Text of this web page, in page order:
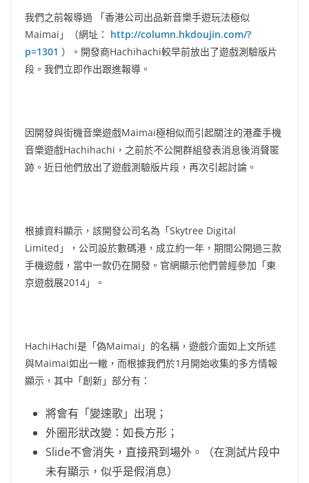
我們之前報導過 「香港公司出品新音樂手遊玩法極似
Maimai」（網址： http://column.hkdoujin.com/?
p=1301 ）。開發商Hachihachi較早前放出了遊戲測驗版片
段。我們立即作出跟進報導。
因開發與街機音樂遊戲Maimai極相似而引起關注的港產手機
音樂遊戲Hachihachi，之前於不公開群組發表消息後消聲匿
跡。近日他們放出了遊戲測驗版片段，再次引起討論。
根據資料顯示，該開發公司名為「Skytree Digital
Limited」，公司設於數碼港，成立約一年，期間公開過三款
手機遊戲，當中一款仍在開發。官網顯示他們曾經參加「東
京遊戲展2014」。
HachiHachi是「偽Maimai」的名稱，遊戲介面如上文所述
與Maimai如出一轍，而根據我們於1月開始收集的多方情報
顯示，其中「創新」部分有：
將會有「變速歌」出現；
外圈形狀改變：如長方形；
Slide不會消失，直接飛到場外。（在測試片段中
未有顯示，似乎是假消息）